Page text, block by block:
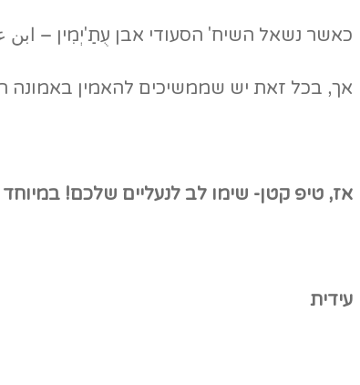
כאשר נשאל השיח' הסעודי אבן עֻתַ'יְמִין –
אך, בכל זאת יש שממשיכים להאמין באמונה
אז, טיפ קטן- שימו לב לנעליים שלכם!
עידית